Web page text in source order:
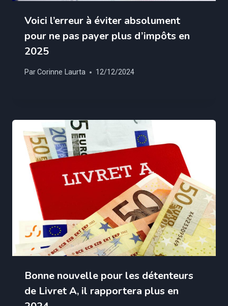
Voici l’erreur à éviter absolument
pour ne pas payer plus d’impôts en
2025
ParCorinne Laurta 12/12/2024
Bonne nouvelle pour les détenteurs
de Livret A, il rapportera plus en